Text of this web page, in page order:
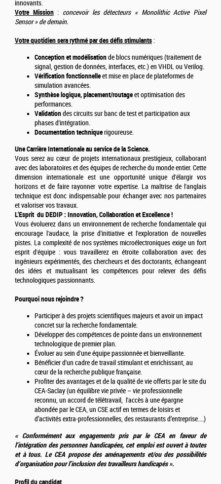
innovants.
Votre Mission: concevoir les détecteurs « Monolithic Active Pixel
Sensor » de demain.
Votre quotidien sera rythmé par des défis stimulants :
Conception et modélisationde blocs numériques (traitement de
signal, gestion de données, interfaces, etc.) en VHDL ou Verilog.
Vérification fonctionnelleet mise en place de plateformes de
simulation avancées.
Synthèse logique, placement/routageet optimisation des
performances.
Validationdes circuits sur banc de test et participation aux
phases d'intégration.
Documentation techniquerigoureuse.
Une Carrière Internationale au service de la Science.
Vous serez au cœur de projets internationaux prestigieux, collaborant
avec des laboratoires et des équipes de recherche du monde entier. Cette
dimension internationale est une opportunité unique d'élargir vos
horizons et de faire rayonner votre expertise. La maîtrise de l'anglais
technique est donc indispensable pour échanger avec nos partenaires
et valoriser vos travaux.
L'Esprit du DEDIP : Innovation, Collaboration et Excellence !
Vous évoluerez dans un environnement de recherche fondamentale qui
encourage l'audace, la prise d'initiative et l'exploration de nouvelles
pistes. La complexité de nos systèmes microélectroniques exige un fort
esprit d'équipe : vous travaillerez en étroite collaboration avec des
ingénieurs expérimentés, des chercheurs et des doctorants, échangeant
des idées et mutualisant les compétences pour relever des défis
technologiques passionnants.
Pourquoi nous rejoindre ?
Participer à des projets scientifiques majeurs et avoir un impact
concret sur la recherche fondamentale.
Développer des compétences de pointe dans un environnement
technologique de premier plan.
Évoluer au sein d'une équipe passionnée et bienveillante.
Bénéficier d'un cadre de travail stimulant et enrichissant, au
cœur de la recherche publique française.
Profiter des avantages et de la qualité de vie offerts par le site du
CEA-Saclay (un équilibre vie privée – vie professionnelle
reconnu, un accord de télétravail, l'accès à une épargne
abondée par le CEA, un CSE actif en termes de loisirs et
d’activités extra-professionnelles, des restaurants d’entreprise....)
« Conformément aux engagements pris par le CEA en faveur de
l’intégration des personnes handicapées, cet emploi est ouvert à toutes
et à tous. Le CEA propose des aménagements et/ou des possibilités
d’organisation pour l’inclusion des travailleurs handicapés ».
Profil du candidat